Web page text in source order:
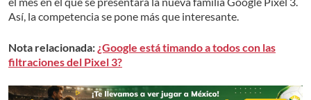
Así, la competencia se pone más que interesante.
Nota relacionada: ¿Google está timando a todos con las
filtraciones del Pixel 3?